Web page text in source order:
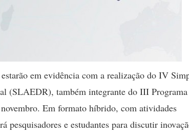
em evidência com a realização do IV
(SLAEDR), também integrante do III Programa
Em formato híbrido, com atividades
pesquisadores e estudantes para discutir